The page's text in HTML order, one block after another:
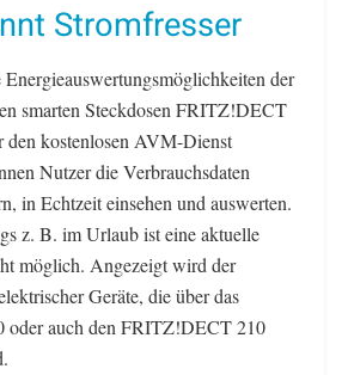
Stromfresser
der
smarten Steckdosen FRITZ!DECT
den kostenlosen AVM-Dienst
Nutzer die Verbrauchsdaten
in Echtzeit einsehen und auswerten.
z. B. im Urlaub ist eine aktuelle
möglich. Angezeigt wird der
Geräte, die über das
auch den FRITZ!DECT 210